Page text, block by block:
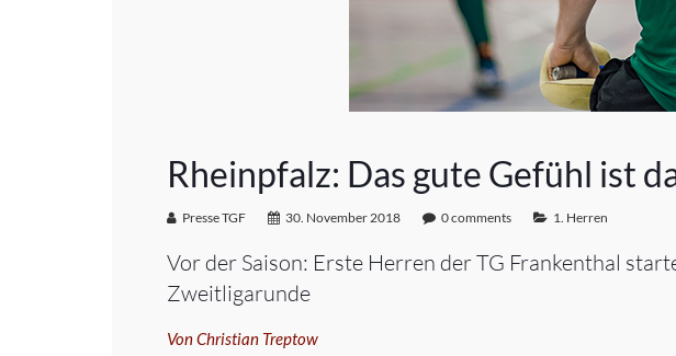
Rheinpfalz: Das gute Gefühl ist
Presse TGF 30. November 2018 0 comments 1. Herren
Vor der Saison: Erste Herren der TG Frankenthal
Zweitligarunde
Von Christian Treptow